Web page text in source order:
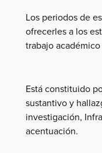
Los periodos de
ofrecerles a los
trabajo
Está constituido
sustantivo y
investigación,
acentuación.